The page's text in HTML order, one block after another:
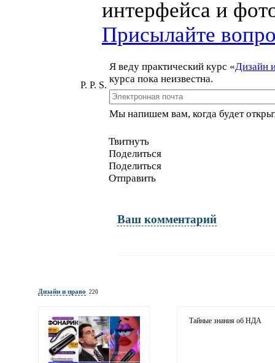
интерфейса и
Присылайте
P. P. S.
Я веду практический курс «Дизайн
курса пока неизвестна.
Мы напишем вам, когда будет
Твитнуть
Поделиться
Поделиться
Отправить
Ваш комментарий
Дизайн и право 220
Тайные знания об НДА